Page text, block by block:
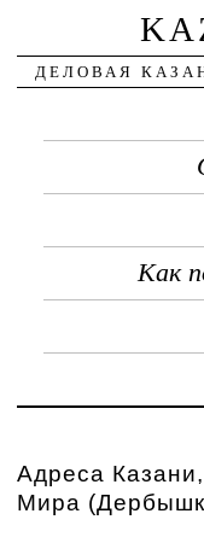
ДЕЛОВАЯ
Как
Адреса
Мира